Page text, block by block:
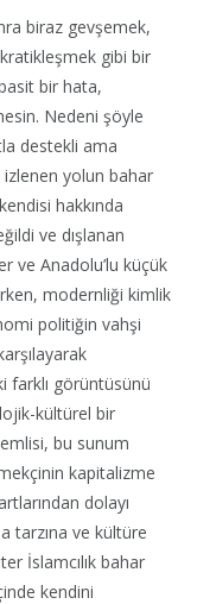
biraz gevşemek,
gibi bir
bir hata,
Nedeni şöyle
destekli ama
yolun bahar
hakkında
ve dışlanan
ve Anadolu’lu küçük
modernliği kimlik
politiğin vahşi
farklı görüntüsünü
kültürel bir
bu sunum
kapitalizme
dolayı
tarzına ve kültüre
İslamcılık bahar
kendini